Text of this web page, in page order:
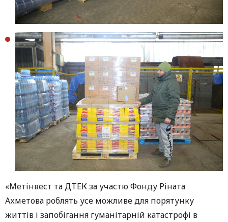
«Метінвест та ДТЕК за участю Фонду Ріната
Ахметова роблять усе можливе для порятунку
життів і запобігання гуманітарній катастрофі в